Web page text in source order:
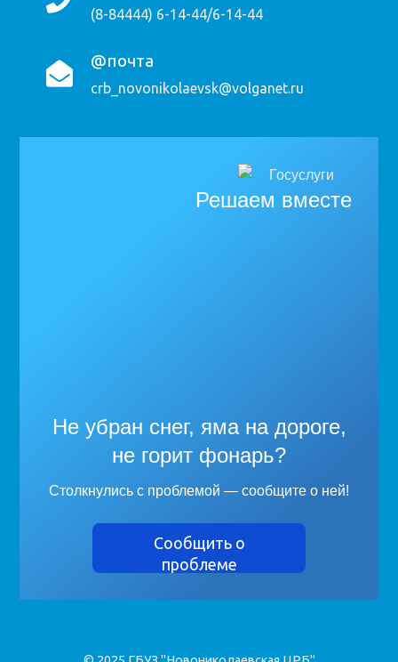
(8-84444) 6-14-44/6-14-44
@почта
crb_novonikolaevsk@volganet.ru
Решаем вместе
Не убран снег, яма на дороге,
не горит фонарь?
Столкнулись с проблемой — сообщите о ней!
Сообщить о
проблеме